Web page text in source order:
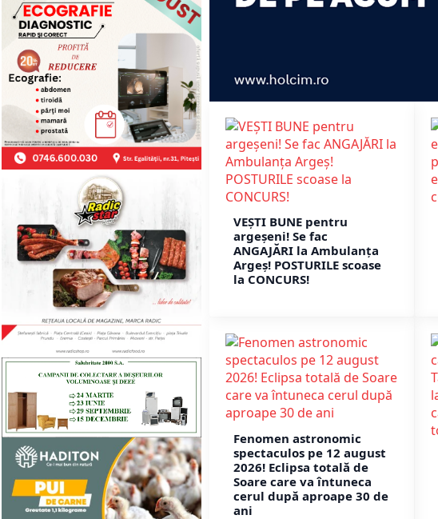
VEȘTI BUNE pentru
argeșeni! Se fac
ANGAJĂRI la Ambulanța
Argeș! POSTURILE scoase
la CONCURS!
Fenomen astronomic
spectaculos pe 12 august
2026! Eclipsa totală de
Soare care va întuneca
cerul după aproape 30 de
ani